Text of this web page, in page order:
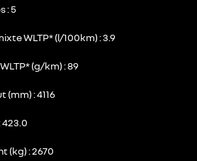
5
WLTP* (l/100km) 3.9
(g/km) 89
(mm) 4116
423.0
(kg) 2670